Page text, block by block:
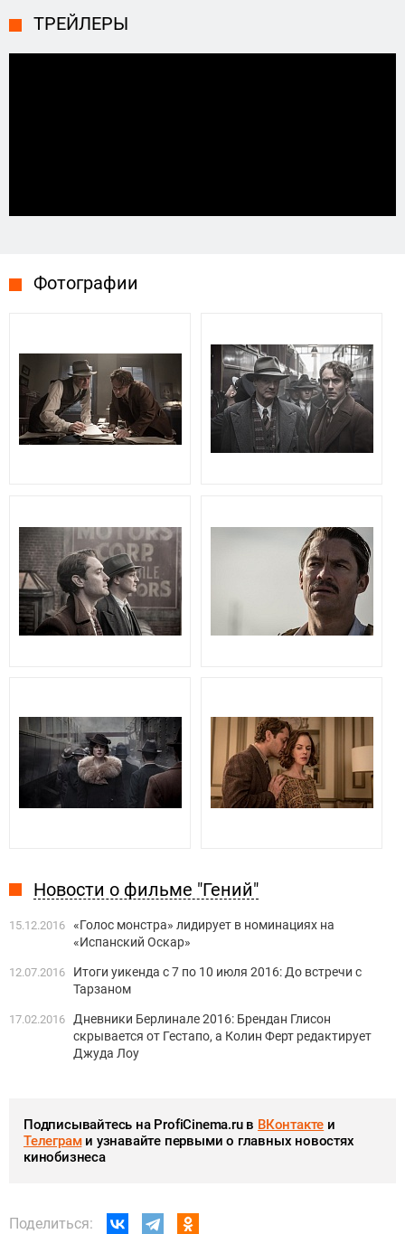
ТРЕЙЛЕРЫ
Фотографии
Новости о фильме "Гений"
15.12.2016 «Голос монстра» лидирует в номинациях на
«Испанский Оскар»
12.07.2016
Итоги уикенда с 7 по 10 июля 2016: До встречи с
Тарзаном
17.02.2016
Дневники Берлинале 2016: Брендан Глисон
скрывается от Гестапо, а Колин Ферт редактирует
Джуда Лоу
Подписывайтесь на ProfiCinema.ru в ВКонтакте и
Телеграми узнавайте первыми о главных новостях
кинобизнеса
Поделиться: